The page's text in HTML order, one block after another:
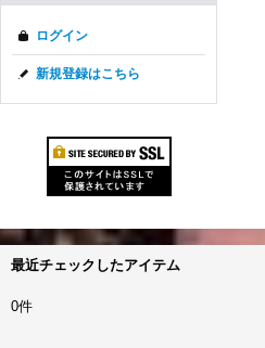
ログイン
新規登録はこちら
最近チェックしたアイテム
0件